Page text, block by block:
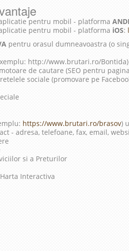
pentru mobil - platforma
pentru mobil - platforma iOS:
pentru orasul dumneavoastra (o
http://www.brutari.ro/Bontida)
de cautare (SEO pentru
sociale (promovare pe
https://www.brutari.ro/brasov)
- adresa, telefoane, fax, email,
si a Preturilor
Interactiva